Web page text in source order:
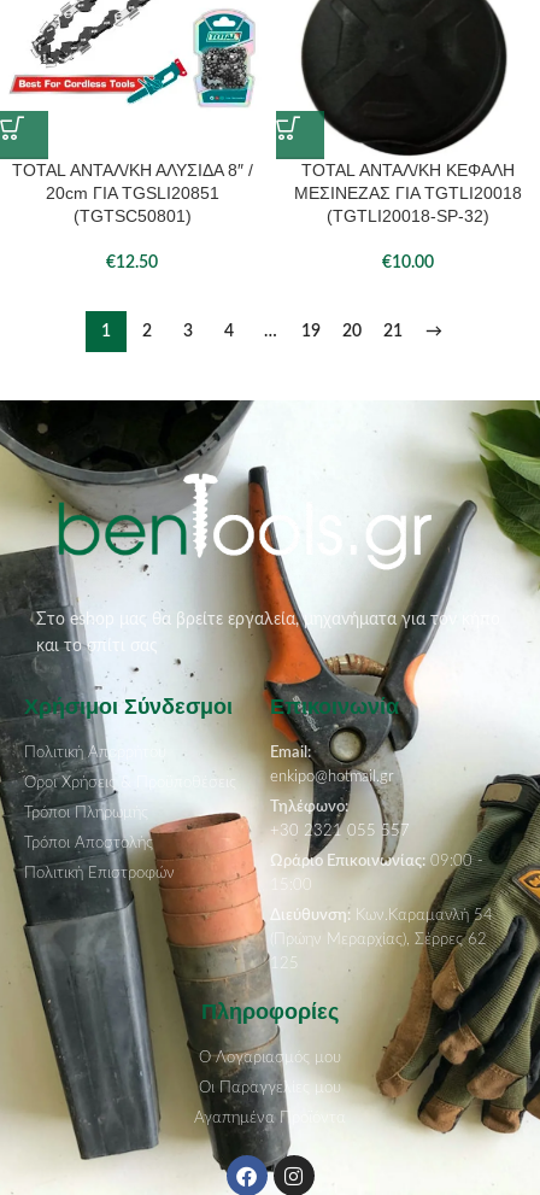
TOTAL ΑΝΤΑΛ/ΚΗ ΑΛΥΣΙΔΑ 8″ /
20cm ΓΙΑ TGSLI20851
(TGTSC50801)
€12.50
TOTAL ΑΝΤΑΛ/ΚΗ ΚΕΦΑΛΗ
ΜΕΣΙΝΕΖΑΣ ΓΙΑ TGTLI20018
(TGTLI20018-SP-32)
€10.00
1 2 3 4 … 19 20 21 →
Στο eshop μας θα βρείτε εργαλεία, μηχανήματα για τον κήπο
και το σπίτι σας
Χρήσιμοι Σύνδεσμοι
Πολιτική Απορρήτου
Όροι Χρήσεις & Προϋποθέσεις
Τρόποι Πληρωμής
Τρόποι Αποστολής
Πολιτική Επιστροφών
Επικοινωνία
Email:
enkipo@hotmail.gr
Τηλέφωνο:
+30 2321 055 557
Ωράριο Επικοινωνίας: 09:00 -
15:00
Διεύθυνση: Κων.Καραμανλή 54
(Πρώην Μεραρχίας), Σέρρες 62
125
Πληροφορίες
Ο Λογαριασμός μου
Οι Παραγγελίες μου
Αγαπημένα Προϊόντα